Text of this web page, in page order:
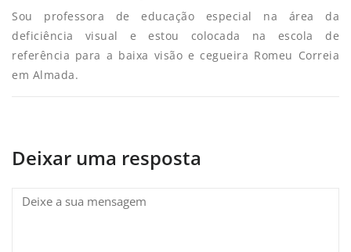
Sou professora de educação especial na área da
deficiência visual e estou colocada na escola de
referência para a baixa visão e cegueira Romeu Correia
em Almada.
Deixar uma resposta